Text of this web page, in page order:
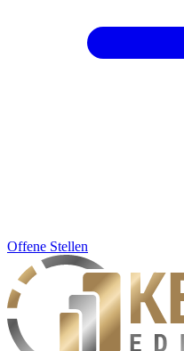
Offene Stellen